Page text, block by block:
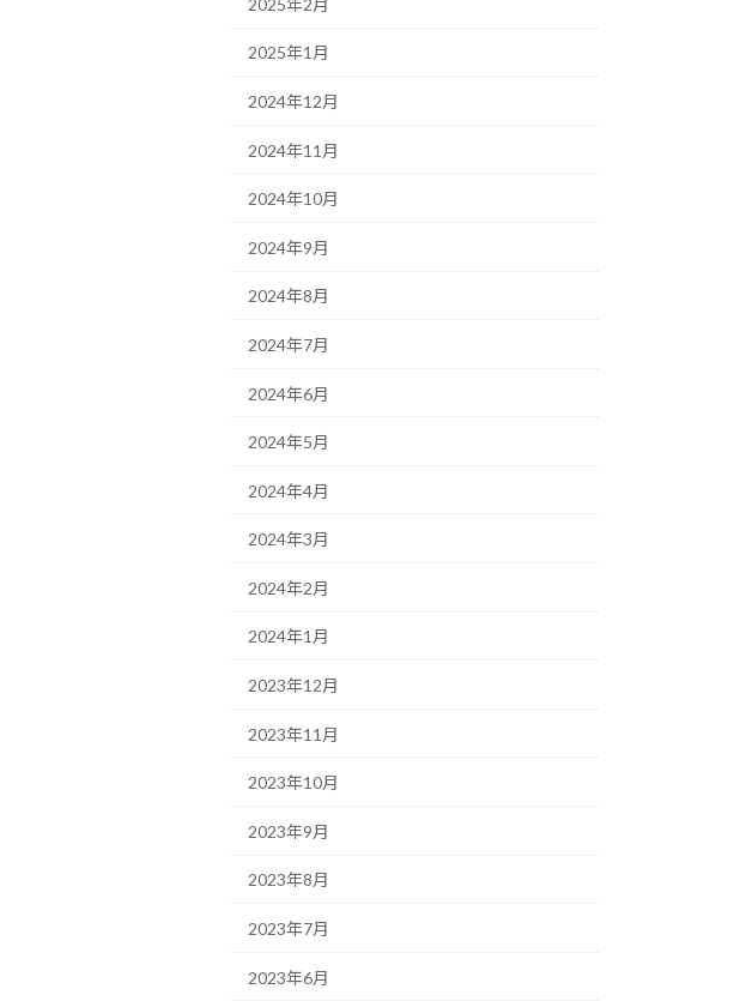
2025年1月
2024年12月
2024年11月
2024年10月
2024年9月
2024年8月
2024年7月
2024年6月
2024年5月
2024年4月
2024年3月
2024年2月
2024年1月
2023年12月
2023年11月
2023年10月
2023年9月
2023年8月
2023年7月
2023年6月